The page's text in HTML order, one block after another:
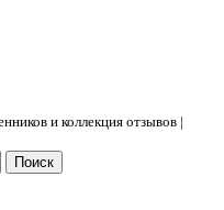
и коллекция отзывов |